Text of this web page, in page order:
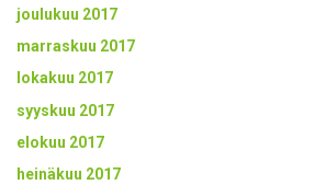
joulukuu 2017
marraskuu 2017
lokakuu 2017
syyskuu 2017
elokuu 2017
heinäkuu 2017